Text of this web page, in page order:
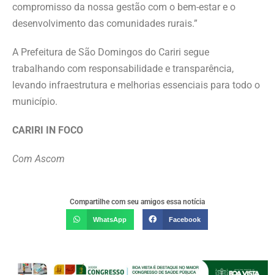
compromisso da nossa gestão com o bem-estar e o
desenvolvimento das comunidades rurais.”
A Prefeitura de São Domingos do Cariri segue
trabalhando com responsabilidade e transparência,
levando infraestrutura e melhorias essenciais para todo o
município.
CARIRI IN FOCO
Com Ascom
Compartilhe com seu amigos essa notícia
WhatsApp Facebook